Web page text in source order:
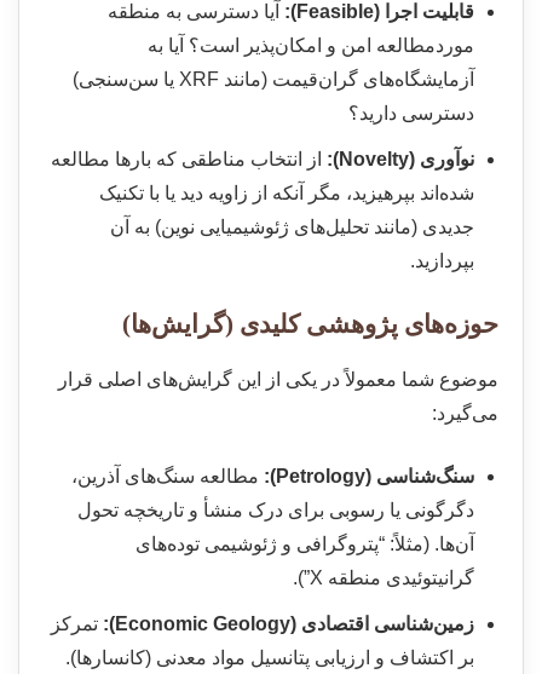
قابلیت اجرا (Feasible):
آیا دسترسی به منطقه
موردمطالعه امن و امکان‌پذیر است؟ آیا به
آزمایشگاه‌های گران‌قیمت (مانند XRF یا سن‌سنجی)
دسترسی دارید؟
نوآوری (Novelty):
از انتخاب مناطقی که بارها مطالعه
شده‌اند بپرهیزید، مگر آنکه از زاویه دید یا با تکنیک
جدیدی (مانند تحلیل‌های ژئوشیمیایی نوین) به آن
بپردازید.
حوزه‌های پژوهشی کلیدی (گرایش‌ها)
موضوع شما معمولاً در یکی از این گرایش‌های اصلی قرار
می‌گیرد:
سنگ‌شناسی (Petrology):
مطالعه سنگ‌های آذرین،
دگرگونی یا رسوبی برای درک منشأ و تاریخچه تحول
آن‌ها. (مثلاً: “پتروگرافی و ژئوشیمی توده‌های
گرانیتوئیدی منطقه X”).
زمین‌شناسی اقتصادی (Economic Geology):
تمرکز
بر اکتشاف و ارزیابی پتانسیل مواد معدنی (کانسارها).